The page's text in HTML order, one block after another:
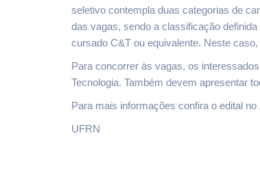
seletivo contempla duas categorias de
das vagas, sendo a classificação
cursado C&T ou equivalente. Neste
Para concorrer às vagas, os
Tecnologia. Também devem apresentar
Para mais informações confira o edital no
UFRN